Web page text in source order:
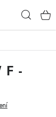
F -